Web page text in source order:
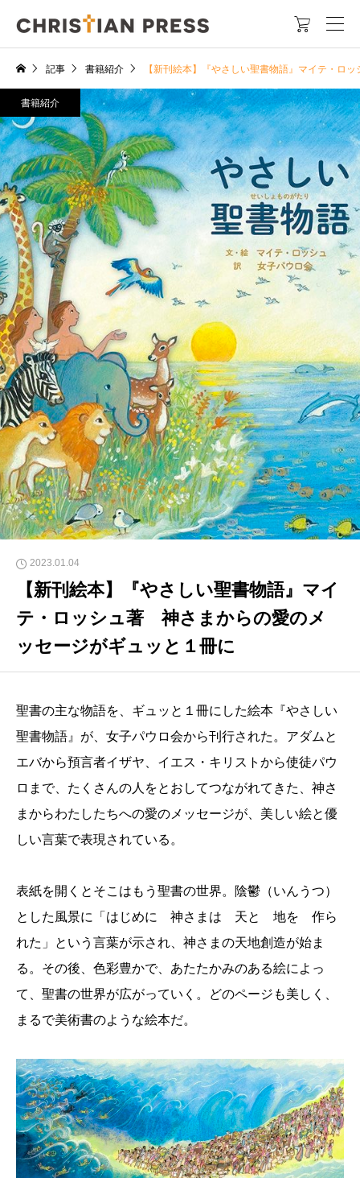

記事 書籍紹介 【新刊絵本】『やさしい聖書物語』マイテ・ロ
書籍紹介
2023.01.04
【新刊絵本】『やさしい聖書物語』マイ
テ・ロッシュ著 神さまからの愛のメ
ッセージがギュッと１冊に
聖書の主な物語を、ギュッと１冊にした絵本『やさしい
聖書物語』が、女子パウロ会から刊行された。アダムと
エバから預言者イザヤ、イエス・キリストから使徒パウ
ロまで、たくさんの人をとおしてつながれてきた、神さ
まからわたしたちへの愛のメッセージが、美しい絵と優
しい言葉で表現されている。
表紙を開くとそこはもう聖書の世界。陰鬱（いんうつ）
とした風景に「はじめに 神さまは 天と 地を 作ら
れた」という言葉が示され、神さまの天地創造が始ま
る。その後、色彩豊かで、あたたかみのある絵によっ
て、聖書の世界が広がっていく。どのページも美しく、
まるで美術書のような絵本だ。